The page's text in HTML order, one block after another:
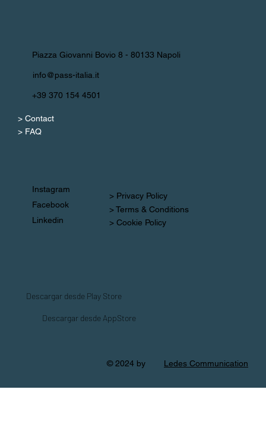
Piazza Giovanni Bovio 8 - 80133 Napoli
info@pass-italia.it
+39 370 154 4501
> Contact
> FAQ
Instagram
Facebook
Linkedin
> Privacy Policy
> Terms & Conditions
> Cookie Policy
Descargar desde Play Store
Descargar desde AppStore
© 2024 by Ledes Communication